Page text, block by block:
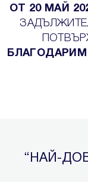
ОТ 20 МАЙ
“НАЙ-